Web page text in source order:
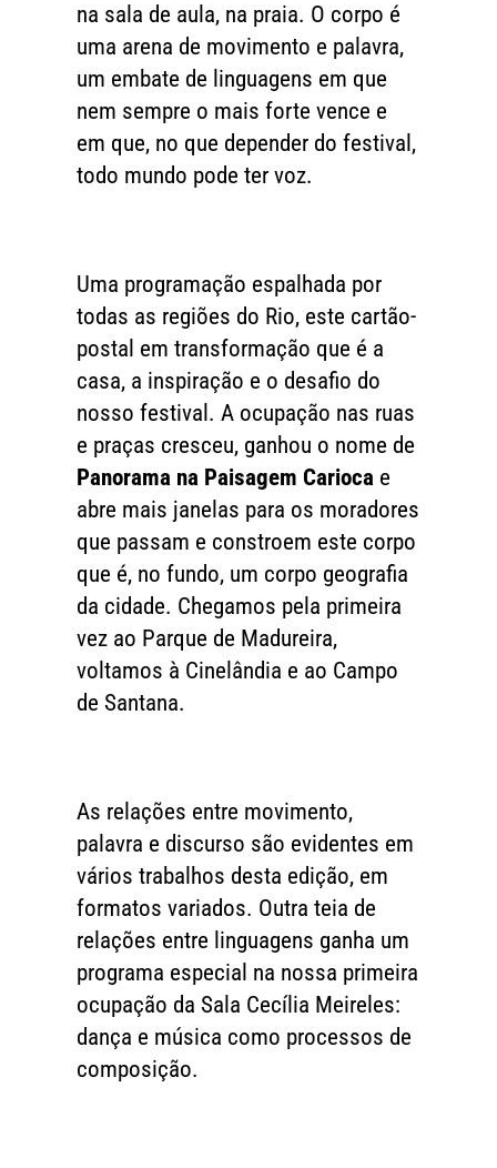
na sala de aula, na praia. O corpo é
uma arena de movimento e palavra,
um embate de linguagens em que
nem sempre o mais forte vence e
em que, no que depender do festival,
todo mundo pode ter voz.
Uma programação espalhada por
todas as regiões do Rio, este cartão-
postal em transformação que é a
casa, a inspiração e o desafio do
nosso festival. A ocupação nas ruas
e praças cresceu, ganhou o nome de
Panorama na Paisagem Cariocae
abre mais janelas para os moradores
que passam e constroem este corpo
que é, no fundo, um corpo geografia
da cidade. Chegamos pela primeira
vez ao Parque de Madureira,
voltamos à Cinelândia e ao Campo
de Santana.
As relações entre movimento,
palavra e discurso são evidentes em
vários trabalhos desta edição, em
formatos variados. Outra teia de
relações entre linguagens ganha um
programa especial na nossa primeira
ocupação da Sala Cecília Meireles:
dança e música como processos de
composição.